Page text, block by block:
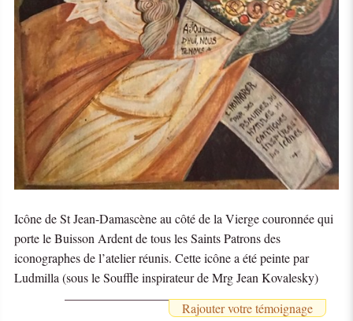
Icône de St Jean-Damascène au côté de la Vierge couronnée qui
porte le Buisson Ardent de tous les Saints Patrons des
iconographes de l’atelier réunis. Cette icône a été peinte par
Ludmilla (sous le Souffle inspirateur de Mrg Jean Kovalesky)
Rajouter votre témoignage